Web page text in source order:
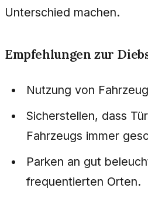
Unterschied machen.
Empfehlungen zur
Nutzung von
Sicherstellen, dass
Fahrzeugs immer
Parken an gut
frequentierten Orten.